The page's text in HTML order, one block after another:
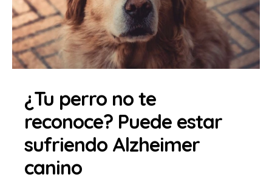
¿Tu perro no te
reconoce? Puede estar
sufriendo Alzheimer
canino